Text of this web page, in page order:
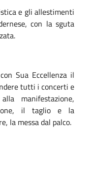
e gli allestimenti
con la sguta
Sua Eccellenza il
tutti i concerti e
manifestazione,
il taglio e la
la messa dal palco.